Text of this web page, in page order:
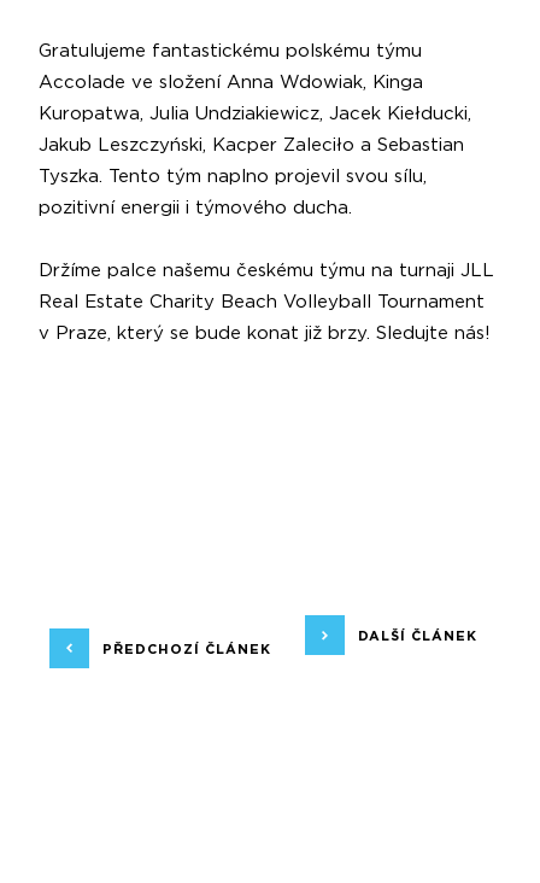
Gratulujeme fantastickému polskému týmu
Accolade ve složení Anna Wdowiak, Kinga
Kuropatwa, Julia Undziakiewicz, Jacek Kiełducki,
Jakub Leszczyński, Kacper Zaleciło a Sebastian
Tyszka. Tento tým naplno projevil svou sílu,
pozitivní energii i týmového ducha.
Držíme palce našemu českému týmu na turnaji JLL
Real Estate Charity Beach Volleyball Tournament
v Praze, který se bude konat již brzy. Sledujte nás!
PŘEDCHOZÍ ČLÁNEK
DALŠÍ ČLÁNEK